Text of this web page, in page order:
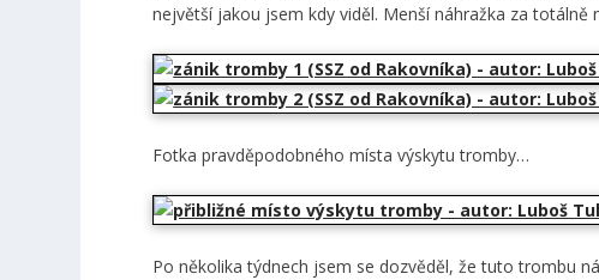
největší jakou jsem kdy viděl. Menší náhražka za totálně
Fotka pravděpodobného místa výskytu tromby…
Po několika týdnech jsem se dozvěděl, že tuto trombu